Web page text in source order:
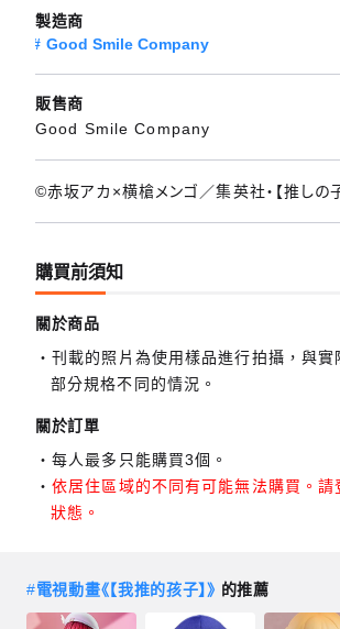
製造商
Good Smile Company
販售商
Good Smile Company
©赤坂アカ×横槍メンゴ／集英社・【推しの
購買前須知
關於商品
刊載的照片為使用樣品進行拍攝，與實
部分規格不同的情況。
關於訂單
每人最多只能購買3個。
依居住區域的不同有可能無法購買。請
狀態。
#電視動畫《【我推的孩子】》 的推薦